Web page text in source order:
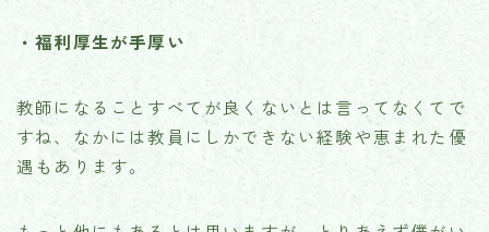
・福利厚生が手厚い
教師になることすべてが良くないとは言ってなくてで
すね、なかには教員にしかできない経験や恵まれた優
遇もあります。